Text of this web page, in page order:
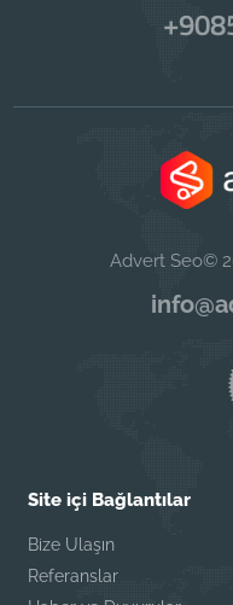
Advert Seo©
Site içi Bağlantılar
Bize Ulaşın
Referanslar